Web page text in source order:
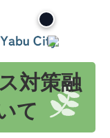
対策融
て